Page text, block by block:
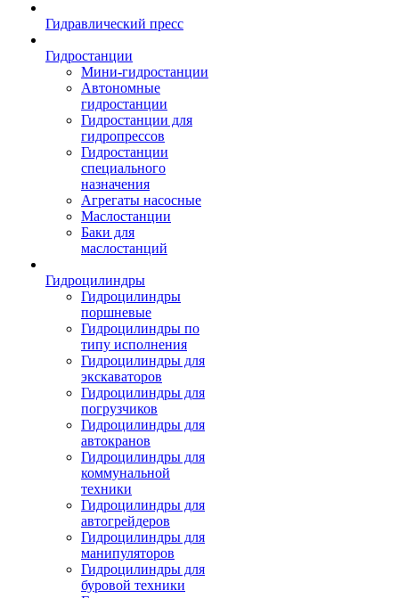
Гидравлический пресс
Гидростанции
Мини-гидростанции
Автономные
гидростанции
Гидростанции для
гидропрессов
Гидростанции
специального
назначения
Агрегаты насосные
Маслостанции
Баки для
маслостанций
Гидроцилиндры
Гидроцилиндры
поршневые
Гидроцилиндры по
типу исполнения
Гидроцилиндры для
экскаваторов
Гидроцилиндры для
погрузчиков
Гидроцилиндры для
автокранов
Гидроцилиндры для
коммунальной
техники
Гидроцилиндры для
автогрейдеров
Гидроцилиндры для
манипуляторов
Гидроцилиндры для
буровой техники